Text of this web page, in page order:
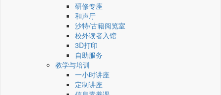
研修专座
和声厅
沙特/古籍阅览室
校外读者入馆
3D打印
自助服务
教学与培训
一小时讲座
定制讲座